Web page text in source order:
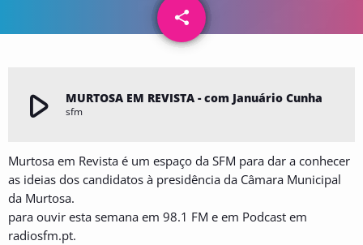
share
email
play_arrow MURTOSA EM REVISTA - com Januário Cunha
sfm
Murtosa em Revista é um espaço da SFM para dar a conhecer
as ideias dos candidatos à presidência da Câmara Municipal
da Murtosa.
para ouvir esta semana em 98.1 FM e em Podcast em
radiosfm.pt.